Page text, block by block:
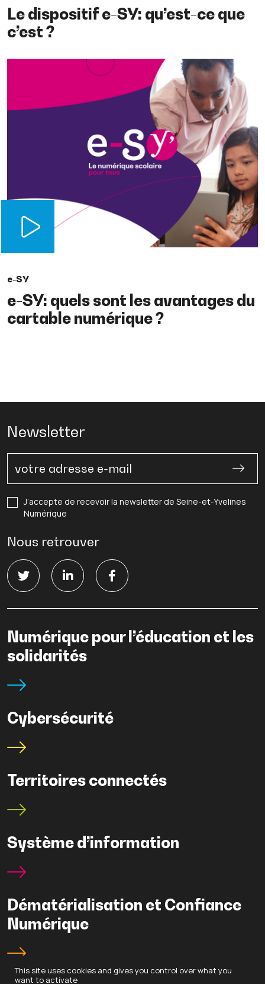
Le dispositif e-SY: qu’est-ce que
c’est ?
e-SY
e-SY: quels sont les avantages du
cartable numérique ?
Newsletter
J’accepte de recevoir la newsletter de Seine-et-Yvelines
Numérique
Nous retrouver
Numérique pour l’éducation et les
solidarités
Cybersécurité
Territoires connectés
Système d’information
Dématérialisation et Confiance
Numérique
This site uses cookies and gives you control over what you
want to activate